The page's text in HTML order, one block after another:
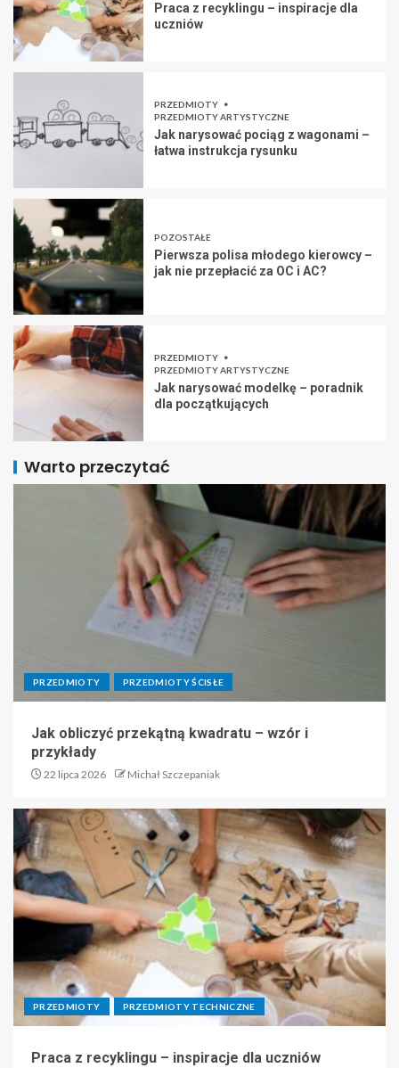
Praca z recyklingu – inspiracje dla
uczniów
PRZEDMIOTY
PRZEDMIOTY ARTYSTYCZNE
Jak narysować pociąg z wagonami –
łatwa instrukcja rysunku
POZOSTAŁE
Pierwsza polisa młodego kierowcy –
jak nie przepłacić za OC i AC?
PRZEDMIOTY
PRZEDMIOTY ARTYSTYCZNE
Jak narysować modelkę – poradnik
dla początkujących
Warto przeczytać
PRZEDMIOTY PRZEDMIOTY ŚCISŁE
Jak obliczyć przekątną kwadratu – wzór i
przykłady
22 lipca 2026 Michał Szczepaniak
PRZEDMIOTY PRZEDMIOTY TECHNICZNE
Praca z recyklingu – inspiracje dla uczniów